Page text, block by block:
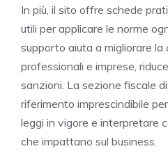
In più, il sito offre schede
utili per applicare le norme
supporto aiuta a migliorare la
professionali e imprese,
sanzioni. La sezione fiscale
riferimento imprescindibile
leggi in vigore e interpretare
che impattano sul business.